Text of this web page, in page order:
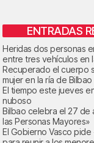
ENTRADAS
Heridas dos personas
entre tres vehículos en
Recuperado el cuerpo
mujer en la ría de Bilbao
El tiempo este jueves
nuboso
Bilbao celebra el 27 de
las Personas Mayores»
El Gobierno Vasco pide